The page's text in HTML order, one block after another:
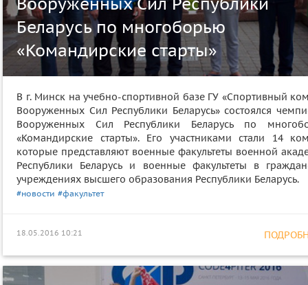
Беларусь по многоборью
«Командирские старты»
В г. Минск на учебно-спортивной базе ГУ «Спортивный
Вооруженных Сил Республики Беларусь» состоялся
Вооруженных Сил Республики Беларусь по
«Командирские старты». Его участниками стали 14
которые представляют военные факультеты военной
Республики Беларусь и военные факультеты в
учреждениях высшего образования Республики Беларусь.
#новости #факультет
18.05.2016 10:21